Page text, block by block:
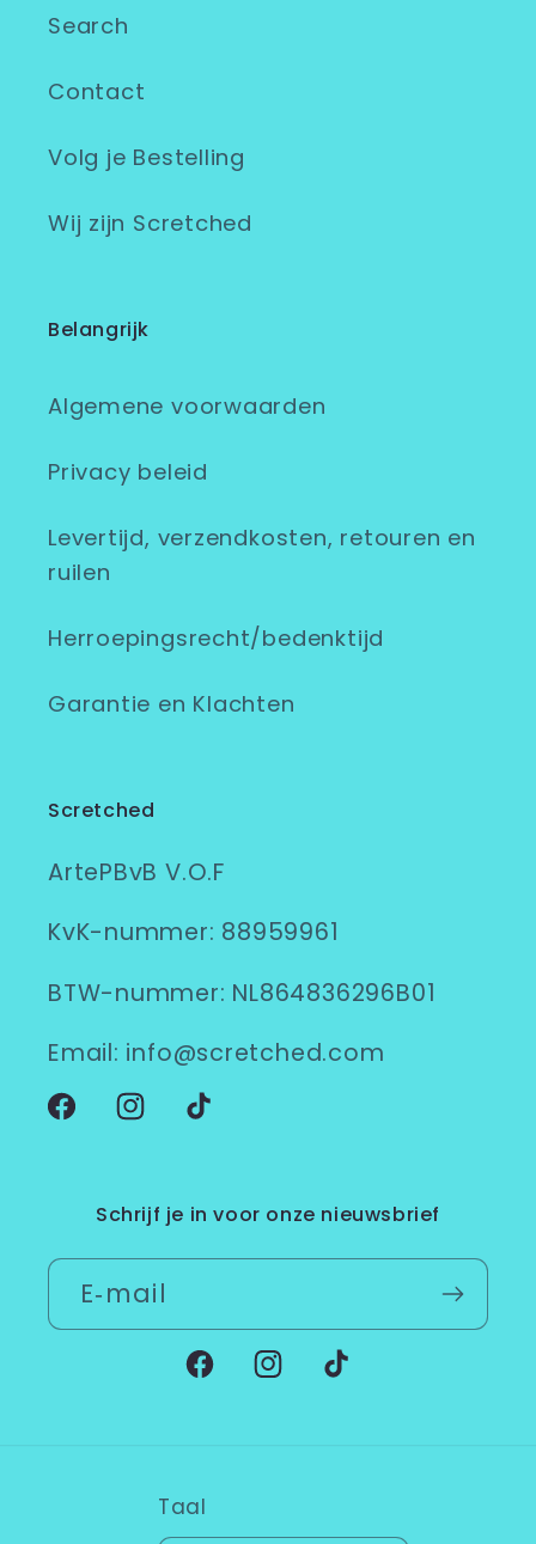
Search
Contact
Volg je Bestelling
Wij zijn Scretched
Belangrijk
Algemene voorwaarden
Privacy beleid
Levertijd, verzendkosten, retouren en
ruilen
Herroepingsrecht/bedenktijd
Garantie en Klachten
Scretched
ArtePBvB V.O.F
KvK-nummer: 88959961
BTW-nummer: NL864836296B01
Email: info@scretched.com
FacebookInstagram
TikTok
Schrijf je in voor onze nieuwsbrief
E‑mail
FacebookInstagram
TikTok
Taal